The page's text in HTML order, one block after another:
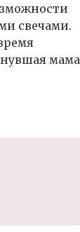
свечами.
мама